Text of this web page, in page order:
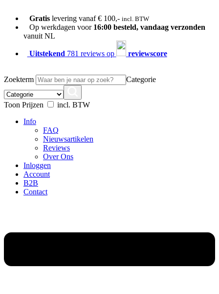
Gratislevering vanaf € 100,- incl. BTW
Op werkdagen voor 16:00 besteld, vandaag verzonden
vanuit NL
Uitstekend 781 reviews op reviewscore
Zoekterm Categorie
Toon Prijzen
incl. BTW
Info
FAQ
Nieuwsartikelen
Reviews
Over Ons
Inloggen
Account
B2B
Contact